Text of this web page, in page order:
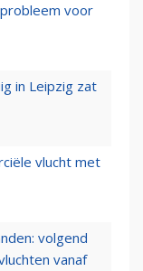
voor
in Leipzig zat
vlucht met
volgend
vanaf